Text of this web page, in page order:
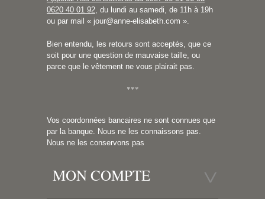
0620 40 01 92 , du lundi au samedi, de 11h à 19h
ou par mail « jour@anne-elisabeth.com ».
Bien entendu, les retours sont acceptés, que ce
soit pour une question de mauvaise taille, ou
parce que le vêtement ne vous plairait pas.
***
Vos coordonnées bancaires ne sont connues que
par la banque. Nous ne les connaissons pas.
Nous ne les conservons pas
MON COMPTE